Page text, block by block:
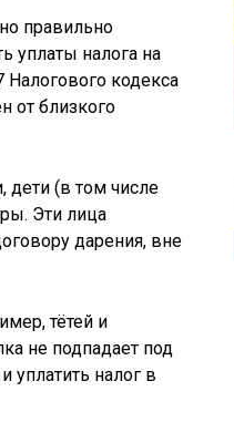
правильно
уплаты налога на
кодекса
от близкого
дети (в том числе
Эти лица
дарения, вне
тётей и
не подпадает под
уплатить налог в